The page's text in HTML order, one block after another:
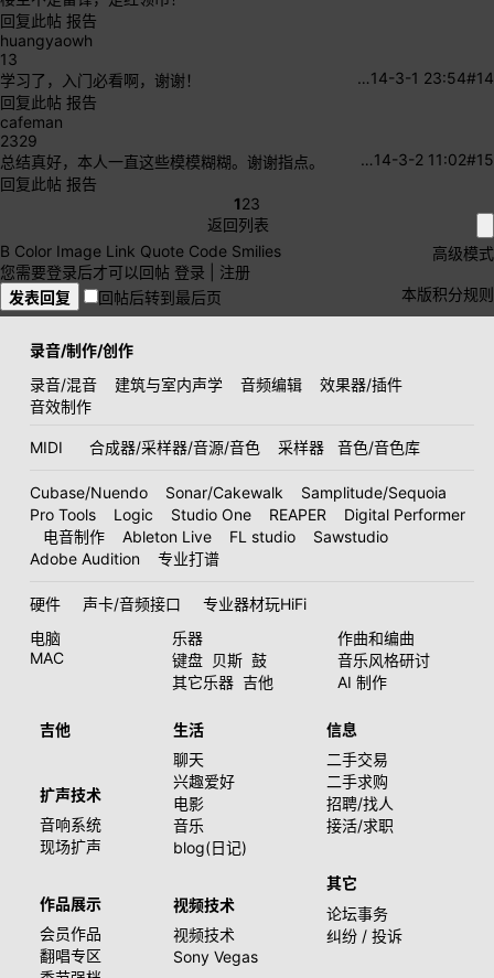
回复此帖 报告
huangyaowh
13
#14
14-3-1 23:54
…
学习了，入门必看啊，谢谢！
回复此帖 报告
cafeman
2329
#15
14-3-2 11:02
…
总结真好，本人一直这些模模糊糊。谢谢指点。
回复此帖 报告
123
返回列表
高级模式
B Color Image Link Quote Code Smilies
您需要登录后才可以回帖 登录
注册
本版积分规则
发表回复 回帖后转到最后页
录音/制作/创作
录音/混音
建筑与室内声学 音频编辑
效果器/插件
音效制作
MIDI 合成器/采样器/音源/音色 采样器 音色/音色库
Cubase/Nuendo Sonar/Cakewalk
Samplitude/Sequoia
Pro Tools
Logic Studio One REAPER
Digital Performer
电音制作
Ableton Live FL studio
Sawstudio
Adobe Audition
专业打谱
硬件 声卡/音频接口
专业器材玩HiFi
电脑
MAC
乐器
键盘 贝斯 鼓
其它乐器 吉他
作曲和编曲
音乐风格研讨
AI 制作
吉他
扩声技术
音响系统
现场扩声
作品展示
会员作品
翻唱专区
生活
聊天
兴趣爱好
电影
音乐
blog(日记)
视频技术
视频技术
Sony Vegas
信息
二手交易
二手求购
招聘/找人
接活/求职
其它
论坛事务
纠纷 / 投诉